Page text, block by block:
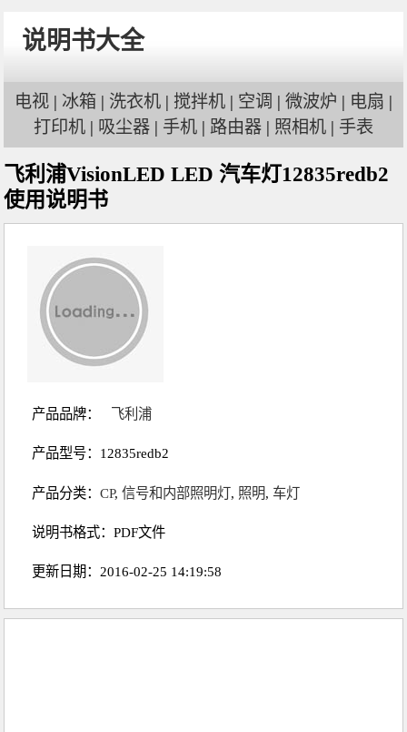
说明书大全
电视 | 冰箱 | 洗衣机 | 搅拌机 | 空调 | 微波炉 | 电扇 |
打印机 | 吸尘器 | 手机 | 路由器 | 照相机 | 手表
飞利浦VisionLED LED 汽车灯12835redb2
使用说明书
产品品牌： 飞利浦
产品型号：12835redb2
产品分类：CP,信号和内部照明灯, 照明, 车灯
说明书格式：PDF文件
更新日期：2016-02-25 14:19:58